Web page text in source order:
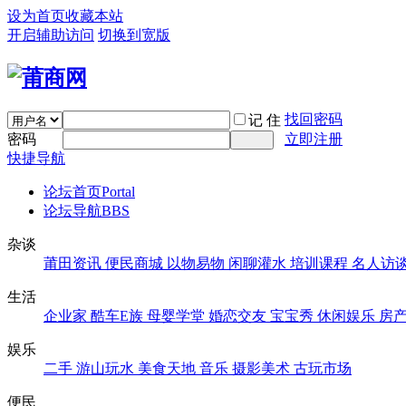
设为首页收藏本站
开启辅助访问 切换到宽版
记 住 找回密码
密码
立即注册
快捷导航
论坛首页Portal
论坛导航BBS
杂谈
莆田资讯 便民商城 以物易物 闲聊灌水 培训课程 名人访
生活
企业家 酷车E族 母婴学堂 婚恋交友 宝宝秀 休闲娱乐 房
娱乐
二手 游山玩水 美食天地 音乐 摄影美术 古玩市场
便民